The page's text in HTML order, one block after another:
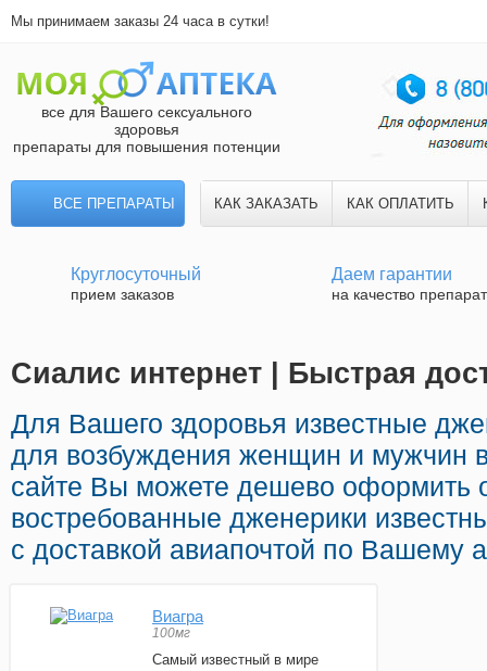
Мы принимаем заказы 24 часа в сутки!
все для Вашего сексуального
здоровья
препараты для повышения потенции
ВСЕ ПРЕПАРАТЫ КАК ЗАКАЗАТЬ КАК ОПЛАТИТЬ
Круглосуточный
прием заказов
Даем гарантии
на качество
Сиалис интернет | Быстрая
Для Вашего здоровья известные
для возбуждения женщин и мужчин
сайте Вы можете дешево оформить
востребованные дженерики
с доставкой авиапочтой по Вашему
Виагра
100мг
Самый известный в мире